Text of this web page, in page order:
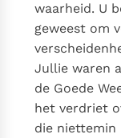
waarheid. U
geweest om
Jullie waren
de Goede
het verdriet
die niettemin